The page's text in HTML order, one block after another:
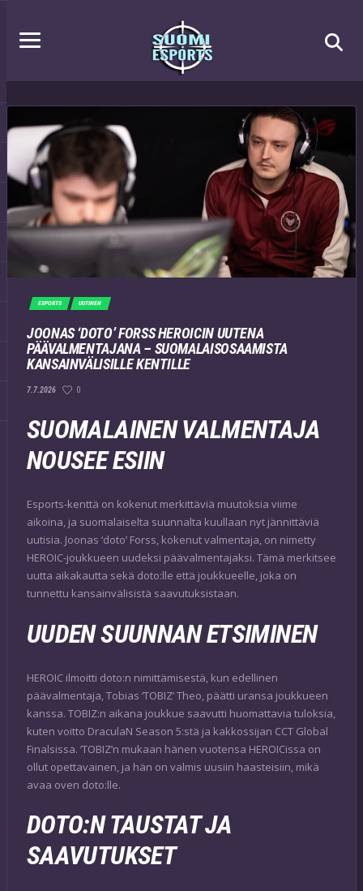
ESPORTS UUTINEN
JOONAS ‘DOTO’ FORSS HEROICIN UUTENA
PÄÄVALMENTAJANA – SUOMALAISOSAAMISTA
KANSAINVÄLISILLE KENTILLE
7.7.2026 0
SUOMALAINEN VALMENTAJA
NOUSEE ESIIN
Esports-kenttä on kokenut merkittäviä muutoksia viime
aikoina, ja suomalaiselta suunnalta kuullaan nyt jännittäviä
uutisia. Joonas ‘doto’ Forss, kokenut valmentaja, on nimetty
HEROIC-joukkueen uudeksi päävalmentajaksi. Tämä merkitsee
uutta aikakautta sekä doto:lle että joukkueelle, joka on
tunnettu kansainvälisistä saavutuksistaan.
UUDEN SUUNNAN ETSIMINEN
HEROIC ilmoitti doto:n nimittämisestä, kun edellinen
päävalmentaja, Tobias ‘TOBIZ’ Theo, päätti uransa joukkueen
kanssa. TOBIZ:n aikana joukkue saavutti huomattavia tuloksia,
kuten voitto DraculaN Season 5:stä ja kakkossijan CCT Global
Finalsissa. ‘TOBIZ’n mukaan hänen vuotensa HEROICissa on
ollut opettavainen, ja hän on valmis uusiin haasteisiin, mikä
avaa oven doto:lle.
DOTO:N TAUSTAT JA
SAAVUTUKSET